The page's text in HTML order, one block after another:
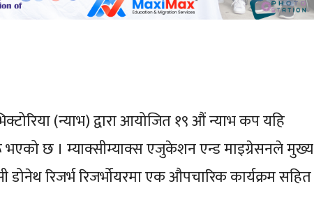
(न्याभ) द्वारा आयोजित १९ औं न्याभ कप यहि
छ । म्याक्सीम्याक्स एजुकेशन एन्ड माइग्रेसनले मुख्य
डोनेथ रिजर्भ रिजर्भोयरमा एक औपचारिक कार्यक्रम सहित